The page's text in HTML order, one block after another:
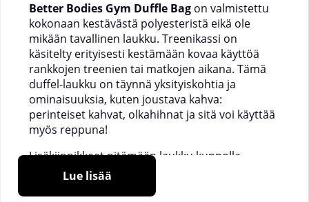
Better Bodies Gym Duffle Bag on valmistettu
kokonaan kestävästä polyesteristä eikä ole
mikään tavallinen laukku. Treenikassi on
käsitelty erityisesti kestämään kovaa käyttöä
rankkojen treenien tai matkojen aikana. Tämä
duffel-laukku on täynnä yksityiskohtia ja
ominaisuuksia, kuten joustava kahva:
perinteiset kahvat, olkahihnat ja sitä voi käyttää
myös reppuna!
Lisäkiinnikkeet pitämään laukku kunnolla
koossa, kun se on täynnä. Verkkokankaiset
Lue lisää